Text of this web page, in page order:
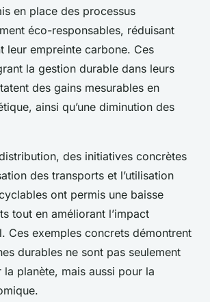
en place des processus
éco-responsables, réduisant
leur empreinte carbone. Ces
la gestion durable dans leurs
des gains mesurables en
ainsi qu’une diminution des
des initiatives concrètes
des transports et l’utilisation
ont permis une baisse
tout en améliorant l’impact
Ces exemples concrets démontrent
durables ne sont pas seulement
planète, mais aussi pour la